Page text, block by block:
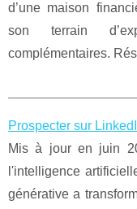
d’une maison
son terrain
complémentaires.
Prospecter sur
Mis à jour en juin
l'intelligence
générative a